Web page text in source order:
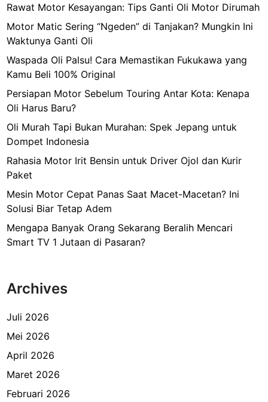
Rawat Motor Kesayangan: Tips Ganti Oli Motor Dirumah
Motor Matic Sering “Ngeden” di Tanjakan? Mungkin Ini
Waktunya Ganti Oli
Waspada Oli Palsu! Cara Memastikan Fukukawa yang
Kamu Beli 100% Original
Persiapan Motor Sebelum Touring Antar Kota: Kenapa
Oli Harus Baru?
Oli Murah Tapi Bukan Murahan: Spek Jepang untuk
Dompet Indonesia
Rahasia Motor Irit Bensin untuk Driver Ojol dan Kurir
Paket
Mesin Motor Cepat Panas Saat Macet-Macetan? Ini
Solusi Biar Tetap Adem
Mengapa Banyak Orang Sekarang Beralih Mencari
Smart TV 1 Jutaan di Pasaran?
Archives
Juli 2026
Mei 2026
April 2026
Maret 2026
Februari 2026